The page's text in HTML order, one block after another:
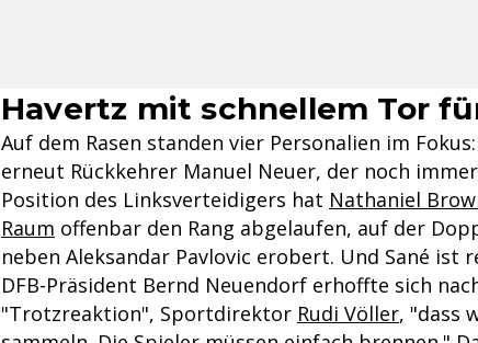
Havertz mit schnellem Tor
Auf dem Rasen standen vier Personalien im
erneut Rückkehrer Manuel Neuer, der noch
Position des Linksverteidigers hat Nathaniel
Raum offenbar den Rang abgelaufen, auf der
neben Aleksandar Pavlovic erobert. Und Sané ist
DFB-Präsident Bernd Neuendorf erhoffte sich
"Trotzreaktion", Sportdirektor Rudi Völler, "dass